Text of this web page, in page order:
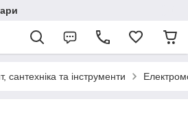
сантехніка та інструменти